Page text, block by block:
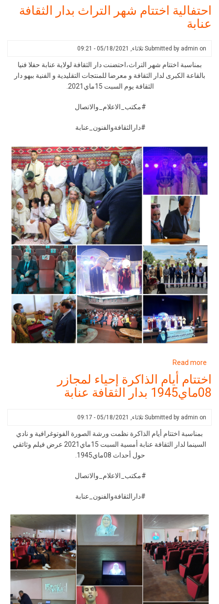
فعاليات
اختتام
2021
الثقافة
عنابة
احتفالية اختتام شهر التراث بدار الثقافة
عنابة
Submitted by admin on ثلاثاء, 05/18/2021 - 09:21
بمناسبة اختتام شهر التراث،احتضنت دار الثقافة لولاية عنابة حفلا فنيا
بالقاعة الكبرى لدار الثقافة و معرضا للمنتجات التقليدية و الفنية ببهو دار
الثقافة يوم السبت 15ماي2021.
#مكتب_الاعلام_والاتصال
#دارالثقافةوالفنون_عنابة
Read more
احتفالية
اختتام
شهر
بدار
الثقافة
عنابة
اختتام أيام الذاكرة إحياء لمجازر
08ماي1945 بدار الثقافة عنابة
Submitted by admin on ثلاثاء, 05/18/2021 - 09:17
بمناسبة اختتام أيام الذاكرة نظمت ورشة الصورة الفوتوغرافية و نادي
السينما لدار الثقافة عنابة أمسية السبت 15ماي2021 عرض فيلم وثائقي
حول أحداث 08ماي1945.
#مكتب_الاعلام_والاتصال
#دارالثقافةوالفنون_عنابة